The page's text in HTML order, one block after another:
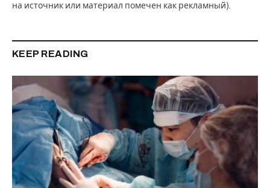
на источник или материал помечен как рекламный).
KEEP READING